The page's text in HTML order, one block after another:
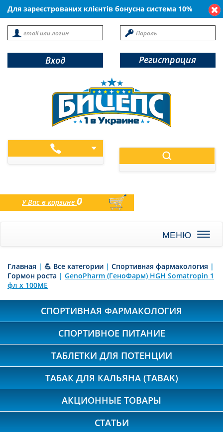
Для зареєстрованих клієнтів бонусна система 10%
Вход Регистрация
У Вас в корзине0
товаров
Главная | 💪 Все категории | Спортивная фармакология |
Гормон роста | GenoPharm (ГеноФарм) HGH Somatropin 1
фл х 100ME
СПОРТИВНАЯ ФАРМАКОЛОГИЯ
СПОРТИВНОЕ ПИТАНИЕ
ТАБЛЕТКИ ДЛЯ ПОТЕНЦИИ
ТАБАК ДЛЯ КАЛЬЯНА (TABAK)
АКЦИОННЫЕ ТОВАРЫ
СТАТЬИ